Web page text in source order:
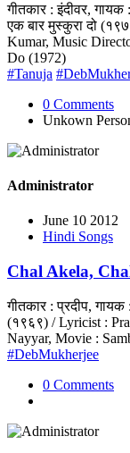
गीतकार : इंदीवर,
एक बार मुस्कुरा दो
Kumar, Music
Do (1972)
#Tanuja
0 Comments
Unkown
Administrator
June 10 2012
Hindi Songs
Chal Akela,
गीतकार : प्रदीप,
(१९६९) / Lyricist :
Nayyar, Movie :
#DebMukherjee
0 Comments